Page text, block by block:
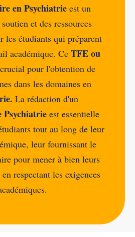
en Psychiatrieest un
et des ressources
les étudiants qui préparent
académique. Ce TFE ou
pour l'obtention de
dans les domaines en
La rédaction d'un
est essentielle
tout au long de leur
leur fournissant le
pour mener à bien leurs
respectant les exigences